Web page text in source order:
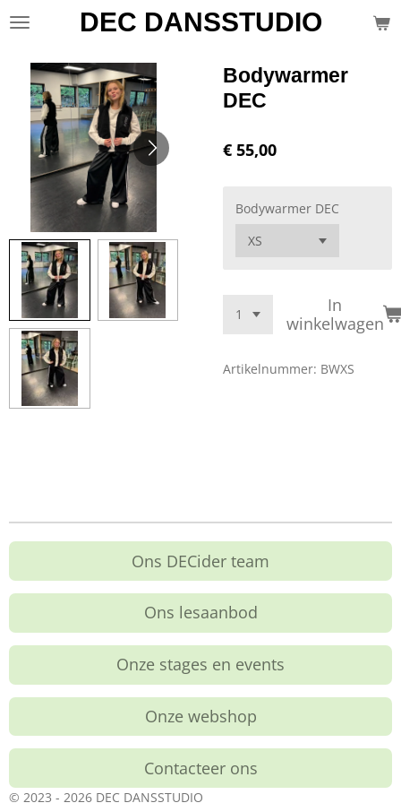
Ga
hoofdinhoud
DEC DANSSTUDIO
Bodywarmer
DEC
€ 55,00
Bodywarmer DEC
In
winkelwagen
Artikelnummer: BWXS
Ons DECider team
Ons lesaanbod
Onze stages en events
Onze webshop
Contacteer ons
© 2023 - 2026 DEC DANSSTUDIO